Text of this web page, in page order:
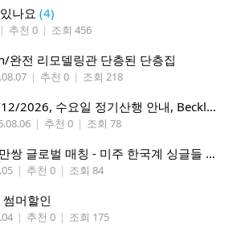
나요 (4)
| 추천 0 | 조회 456
완전 리모델링관 단층된 단층집
| 추천 0 | 조회 218
*시애틀 산악회, 8/12/2026, 수요일 정기산행 안내, Beckler Peak*
| 추천 0 | 조회 78
Couple.net 1:1 50만쌍 글로벌 매칭 - 미주 한국계 싱글들 모이세요
| 추천 0 | 조회 84
머할인
| 추천 0 | 조회 175